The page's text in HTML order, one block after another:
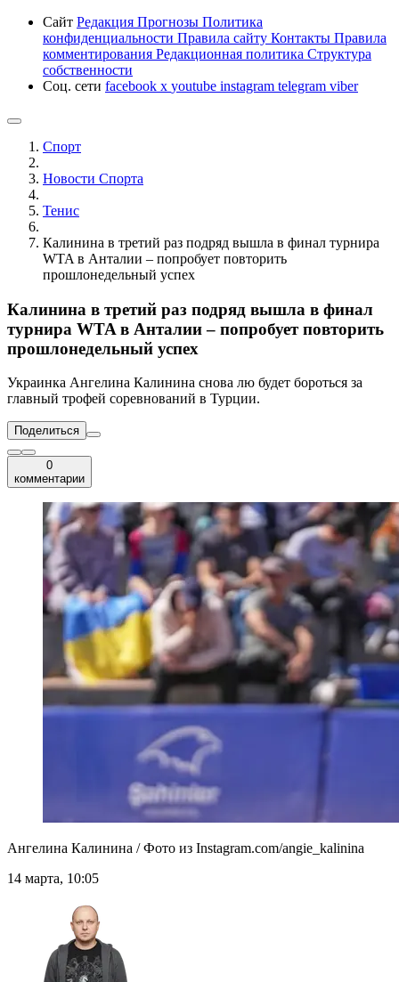
Сайт Редакция Прогнозы Политика
конфиденциальности Правила сайту Контакты Правила
комментирования Редакционная политика Структура
собственности
Соц. сети facebook x youtube instagram telegram viber
Спорт
Новости Cпорта
Тенис
Калинина в третий раз подряд вышла в финал турнира
WTA в Анталии – попробует повторить
прошлонедельный успех
Калинина в третий раз подряд вышла в финал
турнира WTA в Анталии – попробует повторить
прошлонедельный успех
Украинка Ангелина Калинина снова лю будет бороться за
главный трофей соревнований в Турции.
Поделиться
0
комментарии
Ангелина Калинина / Фото из Instagram.com/angie_kalinina
14 марта, 10:05